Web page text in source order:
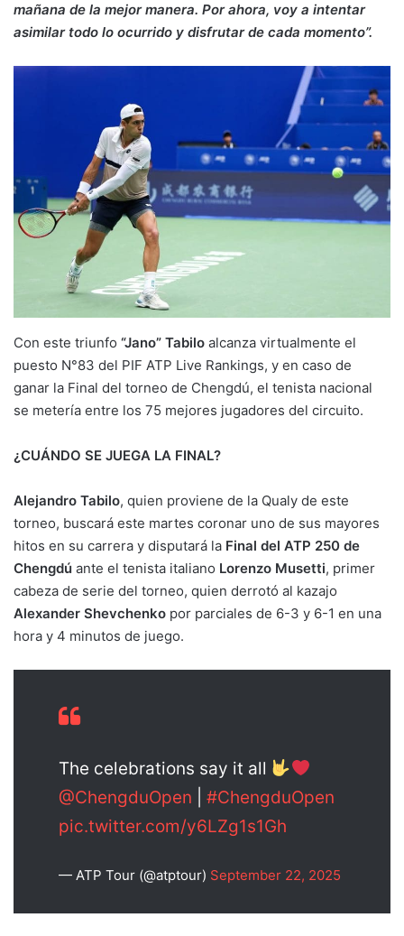
mañana de la mejor manera. Por ahora, voy a intentar
asimilar todo lo ocurrido y disfrutar de cada momento”.
Con este triunfo “Jano” Tabilo alcanza virtualmente el
puesto N°83 del PIF ATP Live Rankings, y en caso de
ganar la Final del torneo de Chengdú, el tenista nacional
se metería entre los 75 mejores jugadores del circuito.
¿CUÁNDO SE JUEGA LA FINAL?
Alejandro Tabilo, quien proviene de la Qualy de este
torneo, buscará este martes coronar uno de sus mayores
hitos en su carrera y disputará la Final del ATP 250 de
Chengdú ante el tenista italiano Lorenzo Musetti, primer
cabeza de serie del torneo, quien derrotó al kazajo
Alexander Shevchenko por parciales de 6-3 y 6-1 en una
hora y 4 minutos de juego.
The celebrations say it all
@ChengduOpen
#ChengduOpen
pic.twitter.com/y6LZg1s1Gh
— ATP Tour (@atptour) September 22, 2025